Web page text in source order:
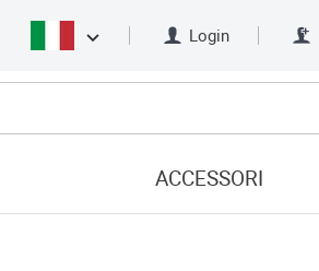
Login
ACCESSORI